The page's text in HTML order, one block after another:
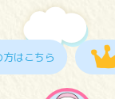
はこちら